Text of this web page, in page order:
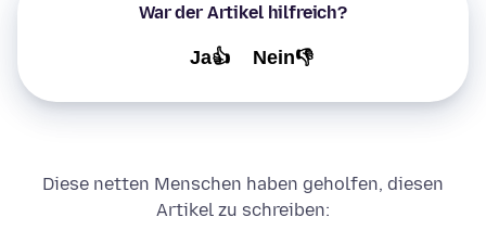
War der Artikel hilfreich?
Ja👍 Nein👎
Diese netten Menschen haben geholfen, diesen
Artikel zu schreiben: